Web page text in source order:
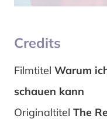
Credits
Filmtitel Warum
schauen kann
Originaltitel The